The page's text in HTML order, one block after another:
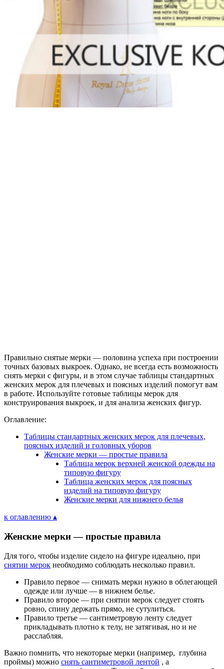
Правильно снятые мерки — половина успеха при построении
точных базовых выкроек. Однако, не всегда есть возможность
снять мерки с фигуры, и в этом случае таблицы стандартных
женских мерок для плечевых и поясных изделий помогут вам
в работе. Используйте готовые таблицы мерок для
конструирования выкроек, и для анализа женских фигур.
Оглавление:
Таблицы стандартных женских мерок для плечевых,
поясных изделий и головных уборов
Женские мерки — простые правила
Таблица мерок верхней женской одежды на
типовую фигуру
Таблица женских мерок для поясных
изделий на типовую фигуру
Женские мерки для нижнего белья
к оглавлению ▴
Женские мерки — простые правила
Для того, чтобы изделие сидело на фигуре идеально, при
снятии мерок необходимо соблюдать несколько правил.
Правило первое — снимать мерки нужно в облегающей
одежде или лучше — в нижнем белье.
Правило второе — при снятии мерок следует стоять
ровно, спину держать прямо, не сутулиться.
Правило третье — сантиметровую ленту следует
прикладывать плотно к телу, не затягивая, но и не
расслабляя.
Важно помнить, что некоторые мерки (например, глубина
проймы) можно снять сантиметровой лентой , а